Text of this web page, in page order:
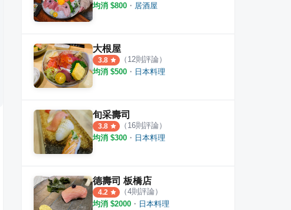
均消 $800 ・ 居酒屋
大根屋
3.8 （ 12則評論）
均消 $500 ・ 日本料理
旬采壽司
3.8 （ 16則評論）
均消 $300 ・ 日本料理
德壽司 板橋店
4.2 （4則評論）
均消 $2000 ・ 日本料理